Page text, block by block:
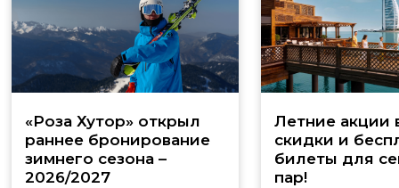
«Роза Хутор» открыл
раннее бронирование
зимнего сезона –
2026/2027
Летние акции
скидки и
билеты для
пар!